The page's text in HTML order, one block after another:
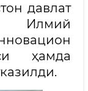
давлат
Илмий
ҳамда